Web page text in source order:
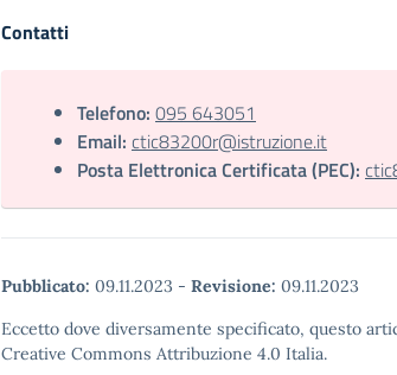
Contatti
Telefono: 095 643051
Email: ctic83200r@istruzione.it
Posta Elettronica Certificata (PEC):
Pubblicato: 09.11.2023 - Revisione: 09.11.2023
Eccetto dove diversamente specificato, questo
Creative Commons Attribuzione 4.0 Italia.